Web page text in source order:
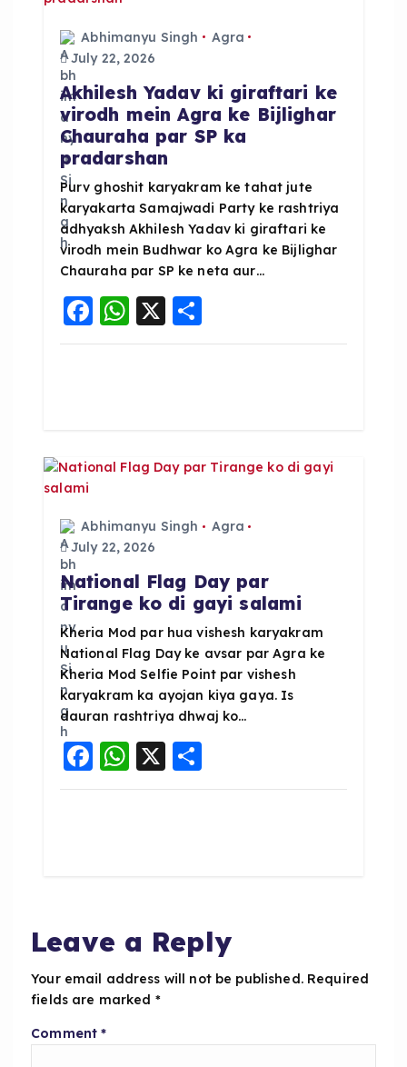
Abhimanyu Singh
Agra
July 22, 2026
Akhilesh Yadav ki giraftari ke
virodh mein Agra ke Bijlighar
Chauraha par SP ka
pradarshan
Purv ghoshit karyakram ke tahat jute
karyakarta Samajwadi Party ke rashtriya
adhyaksh Akhilesh Yadav ki giraftari ke
virodh mein Budhwar ko Agra ke Bijlighar
Chauraha par SP ke neta aur…
F
a
o
k
W
h
p
p
X S
h
Abhimanyu Singh
Agra
July 22, 2026
National Flag Day par
Tirange ko di gayi salami
Kheria Mod par hua vishesh karyakram
National Flag Day ke avsar par Agra ke
Kheria Mod Selfie Point par vishesh
karyakram ka ayojan kiya gaya. Is
dauran rashtriya dhwaj ko…
F
a
o
k
W
h
p
X S
h
Leave a Reply
Your email address will not be published. Required
fields are marked *
Comment*